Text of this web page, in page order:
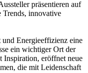
präsentieren auf
Trends, innovative
Energieeffizienz eine
ein wichtiger Ort der
Inspiration, eröffnet neue
die mit Leidenschaft